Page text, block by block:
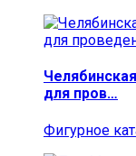
для пров…
Фигурное